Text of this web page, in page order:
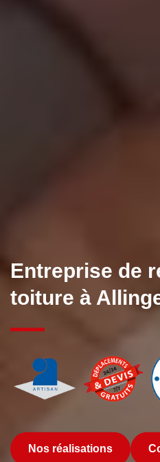
Entreprise de
toiture à
Nos réalisations